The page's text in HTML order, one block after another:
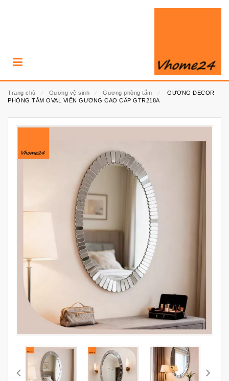
Trang chủ ⁄ Gương vệ sinh ⁄ Gương phòng tắm ⁄
GƯƠNG DECOR
PHÒNG TẮM OVAL VIỀN GƯƠNG CAO CẤP GTR218A